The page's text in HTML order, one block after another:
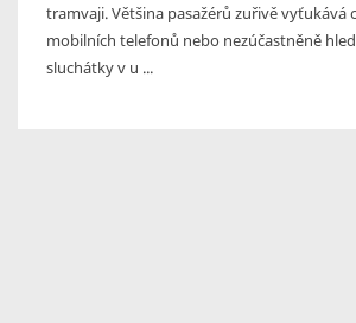
tramvaji. Většina pasažérů zuřivě vyťukává
mobilních telefonů nebo nezúčastněně
sluchátky v u ...